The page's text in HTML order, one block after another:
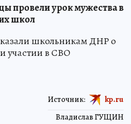
провели урок мужества в
школ
школьникам ДНР о
участии в СВО
Владислав ГУЩИН
Источник: kp.ru